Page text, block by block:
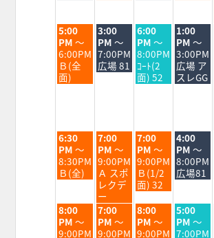
月
2026
月
2026
月
2026
月
2026
火
曜
日,
8
月
25th
5:00
PM ～
6:00PM
Ｂ(全
面)
水
曜
日,
8
月
3:00
PM ～
7:00PM
広場 81
木
曜
日,
8
月
27th
6:00
PM ～
8:00PM
ｺｰﾄ(2
面) 52
金
曜
日,
8
月
28th
1:00
PM ～
3:00PM
広場 ア
スレGG
火
曜
日,
8
月
2026
6:30
PM ～
8:30PM
Ｂ(全)
水
曜
日,
8
月
26th
2026
7:00
PM ～
9:00PM
Ａ スポ
レクデ
ー
木
曜
日,
8
月
27th
2026
7:00
PM ～
9:00PM
Ｂ(1/2
面) 32
金
曜
日,
8
月
2026
4:00
PM ～
8:00PM
広場81
火
曜
日,
8:00
PM ～
9:00PM
水
曜
日,
7:00
PM ～
9:00PM
木
曜
日,
8:00
PM ～
9:00PM
金
曜
日,
5:00
PM ～
7:00PM